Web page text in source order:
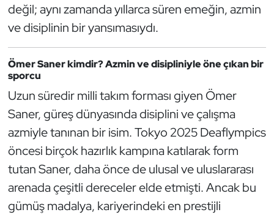
değil; aynı zamanda yıllarca süren emeğin, azmin
ve disiplinin bir yansımasıydı.
Ömer Saner kimdir? Azmin ve disipliniyle öne çıkan bir
sporcu
Uzun süredir milli takım forması giyen Ömer
Saner, güreş dünyasında disiplini ve çalışma
azmiyle tanınan bir isim. Tokyo 2025 Deaflympics
öncesi birçok hazırlık kampına katılarak form
tutan Saner, daha önce de ulusal ve uluslararası
arenada çeşitli dereceler elde etmişti. Ancak bu
gümüş madalya, kariyerindeki en prestijli
Muay Thai
Okçuluk
Optimist
Oryantiring
Özel Sporcular
Paralimpik
Ragbi